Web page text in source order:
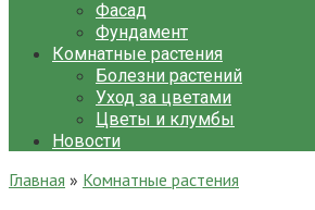
Фасад
Фундамент
Комнатные растения
Болезни растений
Уход за цветами
Цветы и клумбы
Новости
Главная » Комнатные растения